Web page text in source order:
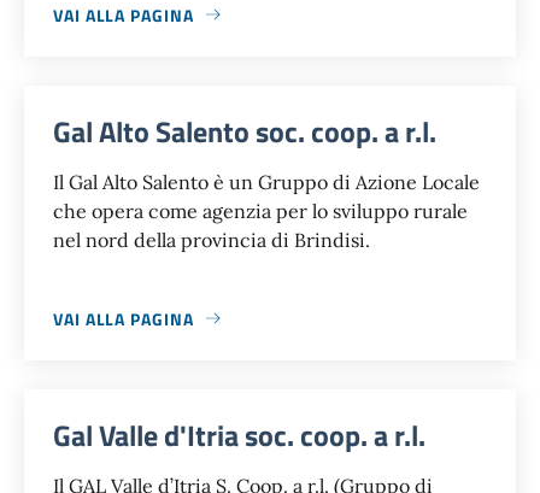
VAI ALLA PAGINA
Gal Alto Salento soc. coop. a r.l.
Il Gal Alto Salento è un Gruppo di Azione Locale
che opera come agenzia per lo sviluppo rurale
nel nord della provincia di Brindisi.
VAI ALLA PAGINA
Gal Valle d'Itria soc. coop. a r.l.
Il GAL Valle d’Itria S. Coop. a r.l. (Gruppo di